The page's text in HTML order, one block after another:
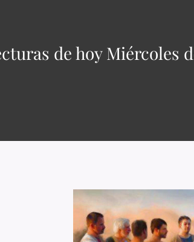
de hoy Miércoles